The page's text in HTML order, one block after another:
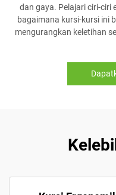
dan gaya. Pelajari ciri-ciri
bagaimana kursi-kursi ini
mengurangkan keletihan